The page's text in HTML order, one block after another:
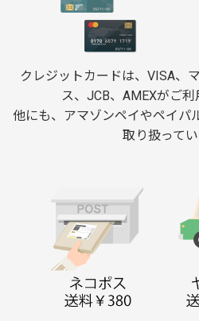
クレジットカードは、VISA、
ス、JCB、AMEXがご利
他にも、アマゾンペイやペイパ
取り扱ってい